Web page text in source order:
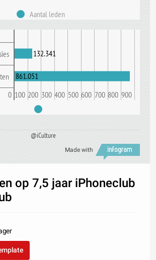
Aantal leden
0 100 200 300 400 500 600 700 800 900
132.341
861.051
@iCulture
Made with
op 7,5 jaar iPhoneclub